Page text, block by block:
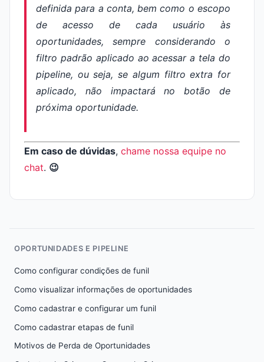
definida para a conta, bem como o escopo
de acesso de cada usuário às
oportunidades, sempre considerando o
filtro padrão aplicado ao acessar a tela do
pipeline, ou seja, se algum filtro extra for
aplicado, não impactará no botão de
próxima oportunidade.
Em caso de dúvidas, chame nossa equipe no
chat. 😉
OPORTUNIDADES E PIPELINE
Como configurar condições de funil
Como visualizar informações de oportunidades
Como cadastrar e configurar um funil
Como cadastrar etapas de funil
Motivos de Perda de Oportunidades